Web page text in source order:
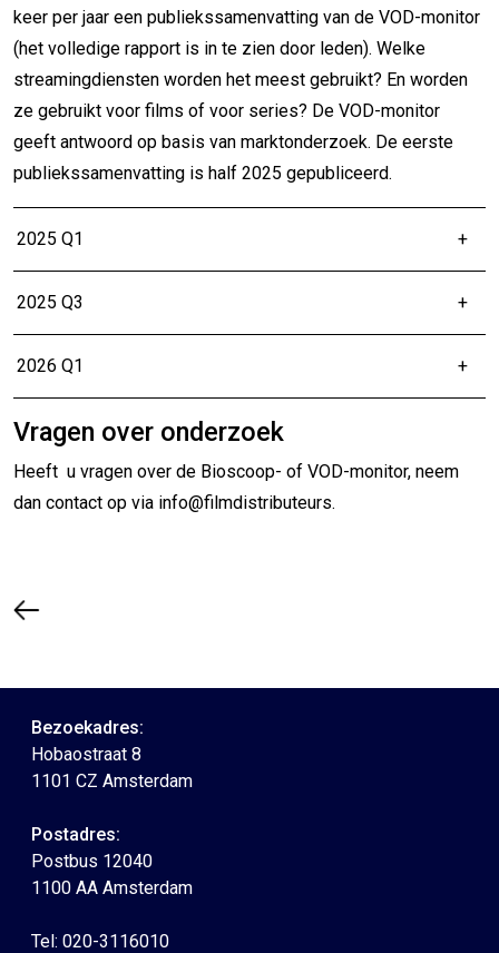
keer per jaar een publiekssamenvatting van de VOD-monitor
(het volledige rapport is in te zien door leden). Welke
streamingdiensten worden het meest gebruikt? En worden
ze gebruikt voor films of voor series? De VOD-monitor
geeft antwoord op basis van marktonderzoek. De eerste
publiekssamenvatting is half 2025 gepubliceerd.
2025 Q1
2025 Q3
2026 Q1
Vragen over onderzoek
Heeft u vragen over de Bioscoop- of VOD-monitor, neem
dan contact op via info@filmdistributeurs.
Bezoekadres:
Hobaostraat 8
1101 CZ Amsterdam
Postadres:
Postbus 12040
1100 AA Amsterdam
Tel: 020-3116010